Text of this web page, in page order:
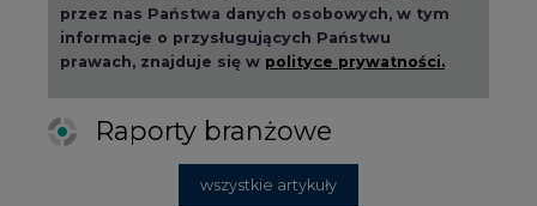
przez nas Państwa danych osobowych, w tym
informacje o przysługujących Państwu
prawach, znajduje się w polityce prywatności.
Raporty branżowe
wszystkie artykuły